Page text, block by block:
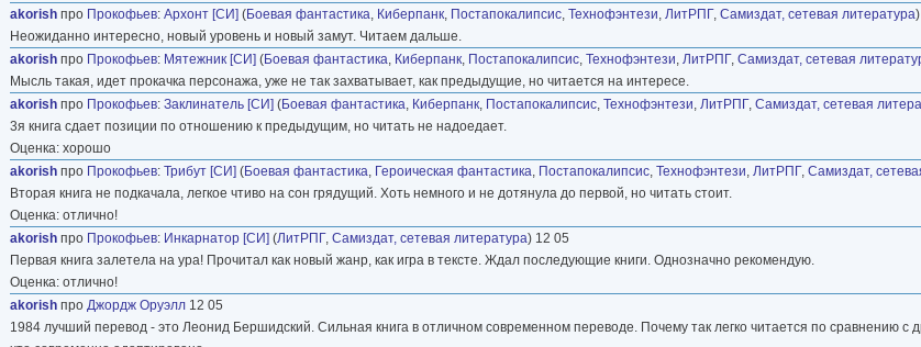
akorish про Прокофьев: Архонт [СИ] (Боевая фантастика, Киберпанк, Постапокалипсис, Технофэнтези, ЛитРПГ, Самиздат, сетевая литература
Неожиданно интересно, новый уровень и новый замут. Читаем дальше.
akorish про Прокофьев: Мятежник [СИ] (Боевая фантастика, Киберпанк, Постапокалипсис, Технофэнтези, ЛитРПГ, Самиздат, сетевая
Мысль такая, идет прокачка персонажа, уже не так захватывает, как предыдущие, но читается на интересе.
akorish про Прокофьев: Заклинатель [СИ] (Боевая фантастика, Киберпанк, Постапокалипсис, Технофэнтези, ЛитРПГ, Самиздат, сетевая
3я книга сдает позиции по отношению к предыдущим, но читать не надоедает.
Оценка: хорошо
akorish про Прокофьев: Трибут [СИ] (Боевая фантастика, Героическая фантастика, Постапокалипсис, Технофэнтези, ЛитРПГ, Самиздат,
Вторая книга не подкачала, легкое чтиво на сон грядущий. Хоть немного и не дотянула до первой, но читать стоит.
Оценка: отлично!
akorish про Прокофьев: Инкарнатор [СИ] (ЛитРПГ, Самиздат, сетевая литература) 12 05
Первая книга залетела на ура! Прочитал как новый жанр, как игра в тексте. Ждал последующие книги. Однозначно рекомендую.
Оценка: отлично!
akorish про Джордж Оруэлл 12 05
1984 лучший перевод - это Леонид Бершидский. Сильная книга в отличном современном переводе. Почему так легко читается по сравнению с